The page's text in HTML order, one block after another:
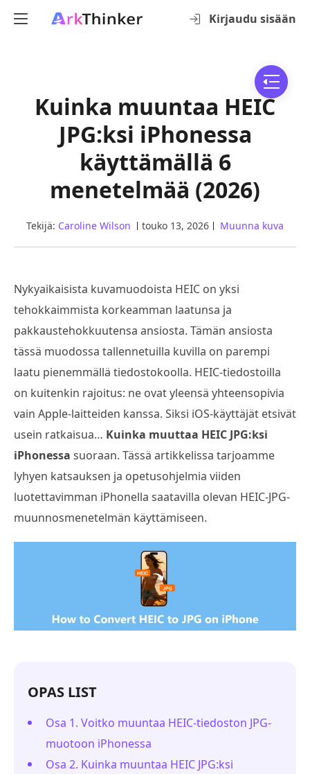
Kirjaudu sisään
Kuinka muuntaa HEIC
JPG:ksi iPhonessa
käyttämällä 6
menetelmää (2026)
Tekijä: Caroline Wilson touko 13, 2026 Muunna kuva
Nykyaikaisista kuvamuodoista HEIC on yksi
tehokkaimmista korkeamman laatunsa ja
pakkaustehokkuutensa ansiosta. Tämän ansiosta
tässä muodossa tallennetuilla kuvilla on parempi
laatu pienemmällä tiedostokoolla. HEIC-tiedostoilla
on kuitenkin rajoitus: ne ovat yleensä yhteensopivia
vain Apple-laitteiden kanssa. Siksi iOS-käyttäjät etsivät
usein ratkaisua… Kuinka muuttaa HEIC JPG:ksi
iPhonessa suoraan. Tässä artikkelissa tarjoamme
lyhyen katsauksen ja opetusohjelmia viiden
luotettavimman iPhonella saatavilla olevan HEIC-JPG-
muunnosmenetelmän käyttämiseen.
OPAS LIST
Osa 1. Voitko muuntaa HEIC-tiedoston JPG-
muotoon iPhonessa
Osa 2. Kuinka muuntaa HEIC JPG:ksi